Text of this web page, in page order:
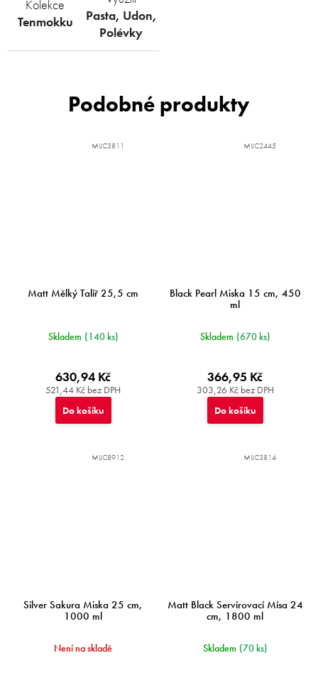
Kolekce
Tenmokku
Pasta, Udon,
Polévky
Matt Mělký Talíř 25,5 cm
Skladem (140 ks)
521,44 Kč bez DPH
630,94 Kč
Do košíku
MIJC3811
Black Pearl Miska 15 cm, 450
ml
Skladem (670 ks)
303,26 Kč bez DPH
366,95 Kč
Do košíku
MIJC2445
Silver Sakura Miska 25 cm,
1000 ml
Není na skladě
MIJC8912
Matt Black Servírovací Mísa 24
cm, 1800 ml
Skladem (70 ks)
MIJC3814